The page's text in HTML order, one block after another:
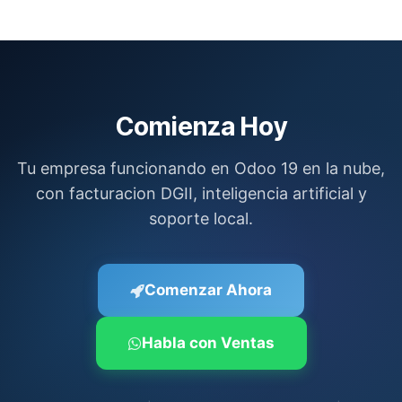
Comienza Hoy
Tu empresa funcionando en Odoo 19 en la nube,
con facturacion DGII, inteligencia artificial y
soporte local.
Comenzar Ahora
Habla con Ventas